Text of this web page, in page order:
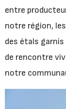
entre
notre région,
des étals
de rencontre
notre